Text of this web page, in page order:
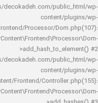
domains/decokadeh.com/
Frontend/Processor/
domains/decokadeh.com/
Frontend/